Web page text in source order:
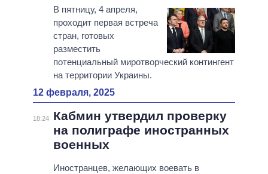
В пятницу, 4 апреля,
проходит первая встреча
стран, готовых
разместить
потенциальный миротворческий контингент
на территории Украины.
12 февраля, 2025
18:24
Кабмин утвердил проверку
на полиграфе иностранных
военных
Иностранцев, желающих воевать в